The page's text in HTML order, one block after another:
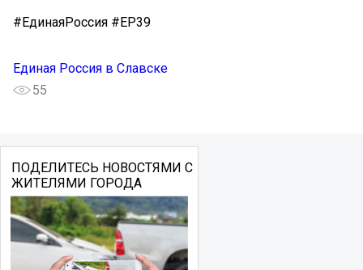
#ЕдинаяРоссия #ЕР39
Единая Россия в Славске
55
ПОДЕЛИТЕСЬ НОВОСТЯМИ С
ЖИТЕЛЯМИ ГОРОДА